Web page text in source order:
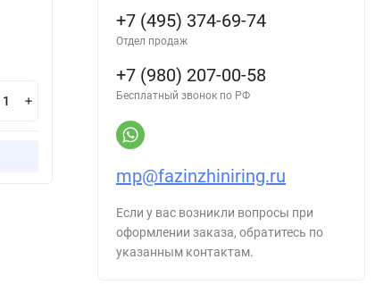
156 300₽
В корзину
+7 (495) 374-69-74
Отдел продаж
+7 (980) 207-00-58
Бесплатный звонок по РФ
mp@fazinzhiniring.ru
Если у вас возникли вопросы при
оформлении заказа, обратитесь по
указанным контактам.